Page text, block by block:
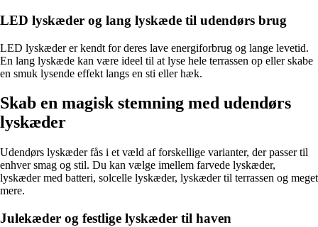
LED lyskæder og lang lyskæde til udendørs brug
LED lyskæder er kendt for deres lave energiforbrug og lange levetid.
En lang lyskæde kan være ideel til at lyse hele terrassen op eller skabe
en smuk lysende effekt langs en sti eller hæk.
Skab en magisk stemning med udendørs
lyskæder
Udendørs lyskæder fås i et væld af forskellige varianter, der passer til
enhver smag og stil. Du kan vælge imellem farvede lyskæder,
lyskæder med batteri, solcelle lyskæder, lyskæder til terrassen og meget
mere.
Julekæder og festlige lyskæder til haven